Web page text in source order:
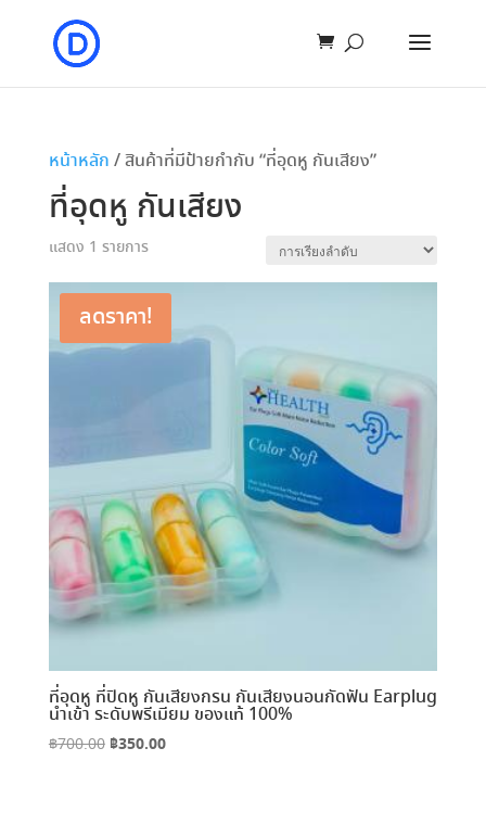
หน้าหลัก / สินค้าที่มีป้ายกำกับ “ที่อุดหู กันเสียง”
ที่อุดหู กันเสียง
แสดง 1 รายการ
ลดราคา!
ที่อุดหู ที่ปิดหู กันเสียงกรน กันเสียงนอนกัดฟัน Earplug
นำเข้า ระดับพรีเมียม ของแท้ 100%
฿700.00 Original
฿350.00Current